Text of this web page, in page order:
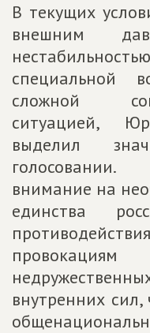
В текущих
внешним
специальной
сложной
ситуацией,
выделил
внимание на
единства
внутренних сил,